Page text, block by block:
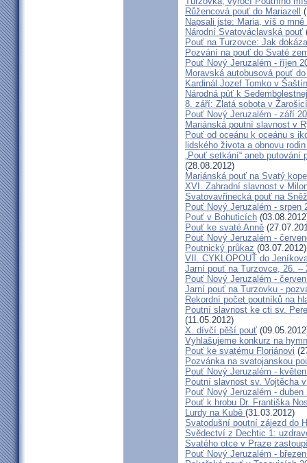
Růžencová pouť do Mariazell
Napsali jste: Maria, víš o mně
Národní Svatováclavská pouť
Pouť na Turzovce: Jak
Pozvání na pouť do Svaté
Pouť Nový Jeruzalém - říjen
Moravská autobusová pouť
Kardinál Jozef Tomko v
Národná púť k
8. září: Zlatá sobota v
Pouť Nový Jeruzalém - září
Mariánská poutní slavnost v
Pouť od oceánu k oceánu s
lidského života a obnovu
„Pouť setkání“ aneb putování
(28.08.2012)
Mariánská pouť na Svatý
XVI. Zahradní slavnost v
Svatovavřinecká pouť na
Pouť Nový Jeruzalém - srpen
Pouť v Bohuticích
Pouť ke svaté Anně
Pouť Nový Jeruzalém -
Poutnický průkaz (03.07.2012)
VII. CYKLOPOUŤ do
Jarní pouť na Turzovce, 26. –
Pouť Nový Jeruzalém -
Jarní pouť na Turzovku -
Rekordní počet poutníků na
Poutní slavnost ke cti sv.
(11.05.2012)
X. dívčí pěší pouť
Vyhlašujeme konkurz na
Pouť ke svatému Floriánovi
Pozvánka na svatojanskou
Pouť Nový Jeruzalém -
Poutní slavnost sv. Vojtěcha
Pouť Nový Jeruzalém - duben
Pouť k hrobu Dr. Františka
Lurdy na Kubě (31.03.2012)
Svatodušní poutní zájezd do
Svědectví z Dechtic 1:
Svatého otce v Praze
Pouť Nový Jeruzalém -